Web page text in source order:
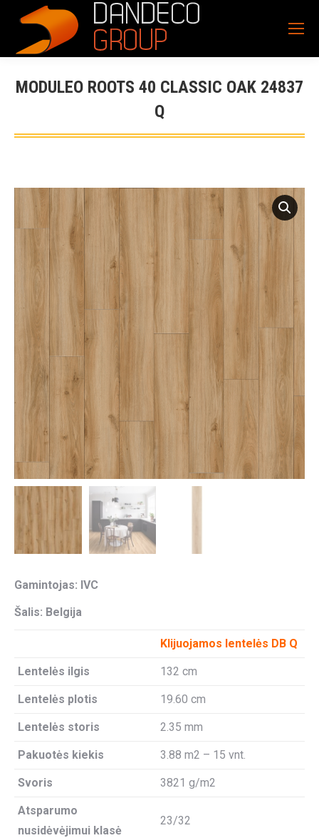
MODULEO ROOTS 40 CLASSIC OAK 24837
Q
Gamintojas: IVC
Šalis: Belgija
Klijuojamos lentelės DB Q
Lentelės ilgis 132 cm
Lentelės plotis 19.60 cm
Lentelės storis 2.35 mm
Pakuotės kiekis 3.88 m2 – 15 vnt.
Svoris 3821 g/m2
Atsparumo
nusidėvėjimui klasė
23/32